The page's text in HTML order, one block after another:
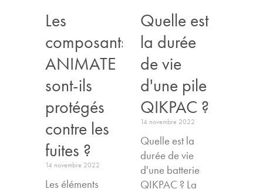
Les
composants
ANIMATE
sont-ils
protégés
contre les
fuites ?
14 novembre 2022
Les éléments
Quelle est
la durée
de vie
d'une pile
QIKPAC ?
14 novembre 2022
Quelle est la
durée de vie
d'une batterie
QIKPAC ? La